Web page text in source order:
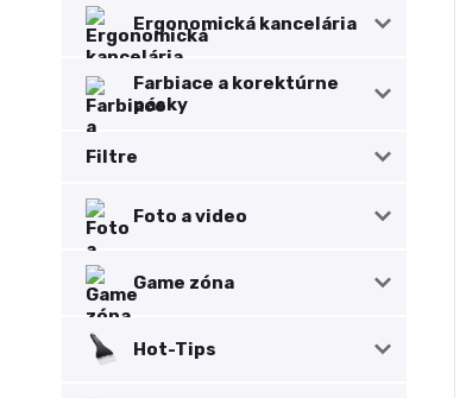
Ergonomická kancelária
Farbiace a korektúrne
pásky
Filtre
Foto a video
Game zóna
Hot-Tips